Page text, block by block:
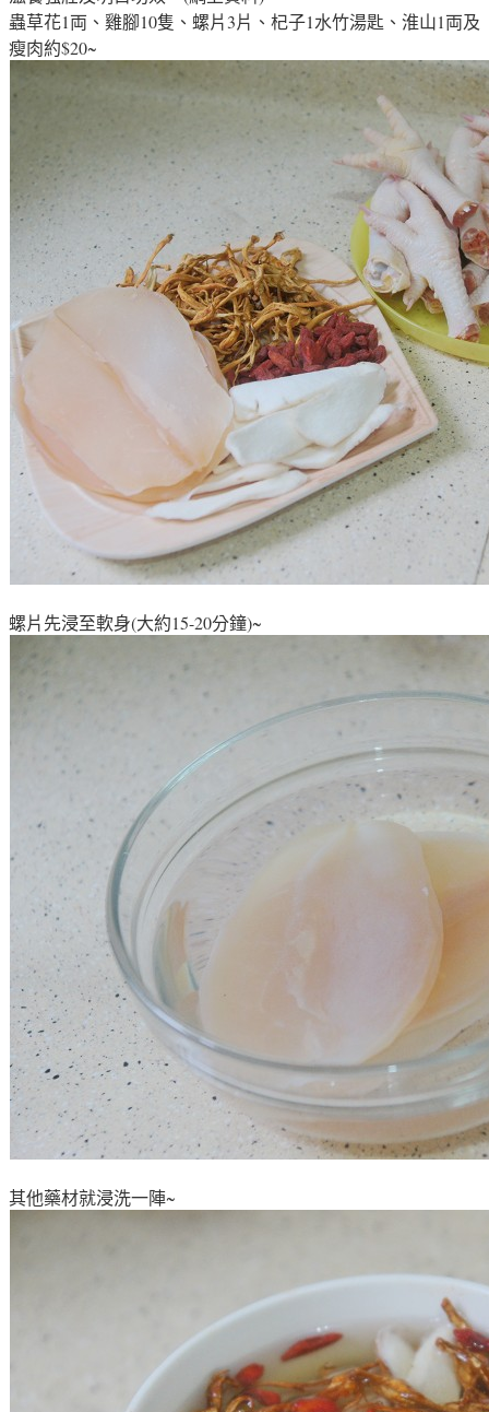
蟲草花1両、雞腳10隻、螺片3片、杞子1水竹湯匙、淮山1両及
瘦肉約$20~
螺片先浸至軟身(大約15-20分鐘)~
其他藥材就浸洗一陣~